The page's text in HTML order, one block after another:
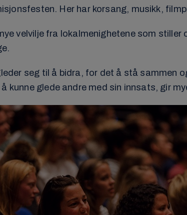
Her har korsang, musikk,
velvilje fra lokalmenighetene som
seg til å bidra, for det å stå sammen
kunne glede andre med sin innsats, gir